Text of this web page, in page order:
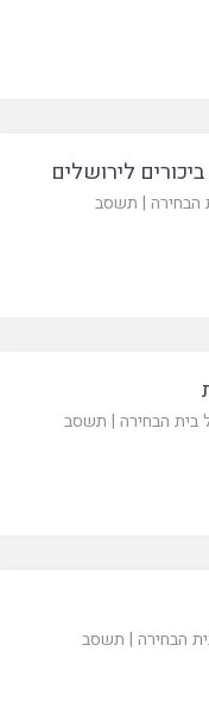
לירושלים
הבחירה | תשסב
בית הבחירה | תשסב
הבחירה | תשסב